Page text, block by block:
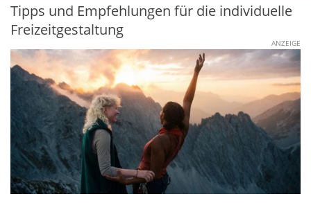
Tipps und Empfehlungen für die individuelle
Freizeitgestaltung
ANZEIGE